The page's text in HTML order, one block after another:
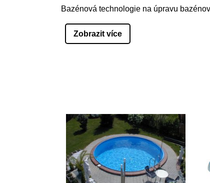
Bazénová technologie na úpravu
Zobrazit více